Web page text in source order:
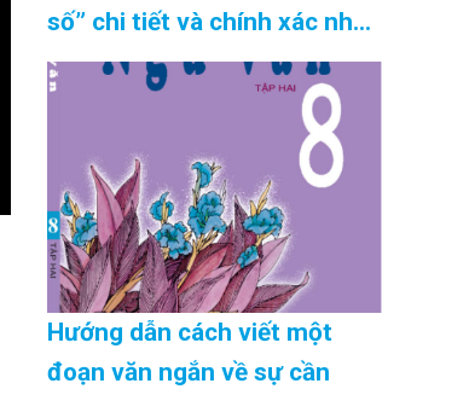
số” chi tiết và chính xác nhất
Cập Nhật 08/2026
Hướng dẫn cách viết một
đoạn văn ngắn về sự cần